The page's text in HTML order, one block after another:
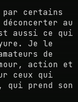
par certains
au
aussi ce qui
Je le
de
action et
ceux qui
qui prend son